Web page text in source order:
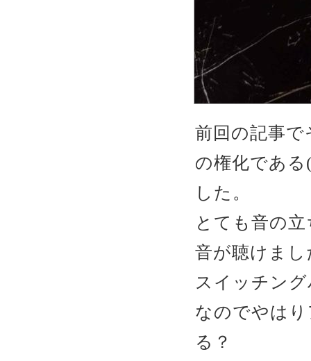
前回の記事
の権化であ
した。
とても音の
音が聴けまし
スイッチン
なのでやは
る？